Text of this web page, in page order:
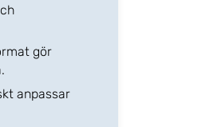
gör
anpassar